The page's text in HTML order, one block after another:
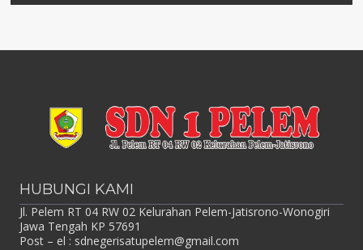
HUBUNGI KAMI
Jl. Pelem RT 04 RW 02 Kelurahan Pelem-Jatisrono-Wonogiri
Jawa Tengah KP 57691
Post – el : sdnegerisatupelem@gmail.com